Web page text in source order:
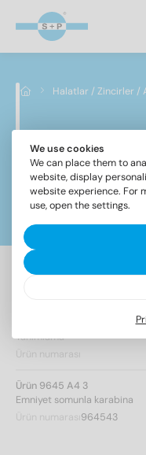
Halatlar / Zincirler /
Art. 9645
Filtreler
Tanımlama
Ürün numarası
Ürün 9645 A4 3
Emniyet somunla karabina
Ürün numarası 964543
We use cookies
We can place them to
website, display
website experience. For
use, open the settings.